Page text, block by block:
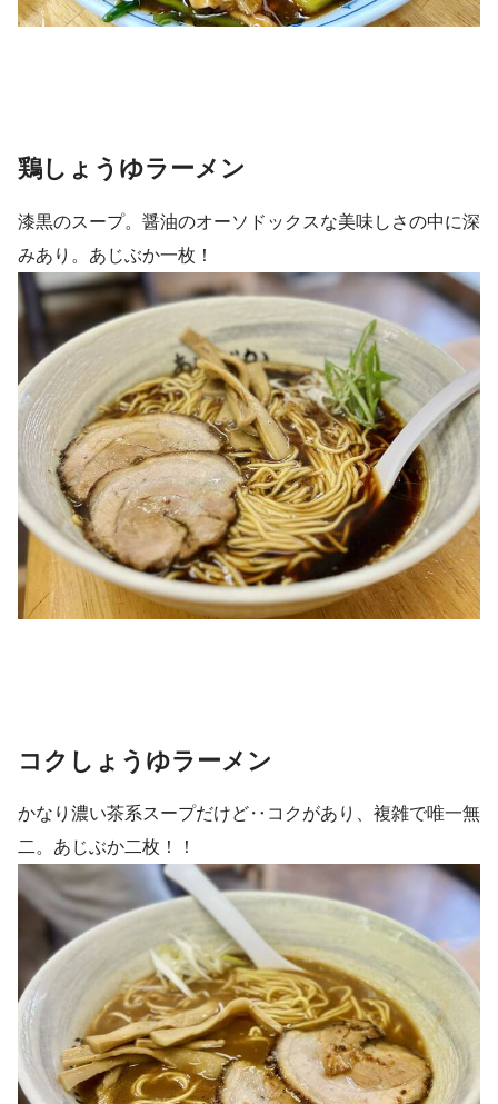
鶏しょうゆラーメン
漆黒のスープ。醤油のオーソドックスな美味しさの中に深
みあり。あじぶか一枚！
コクしょうゆラーメン
かなり濃い茶系スープだけど‥コクがあり、複雑で唯一無
二。あじぶか二枚！！